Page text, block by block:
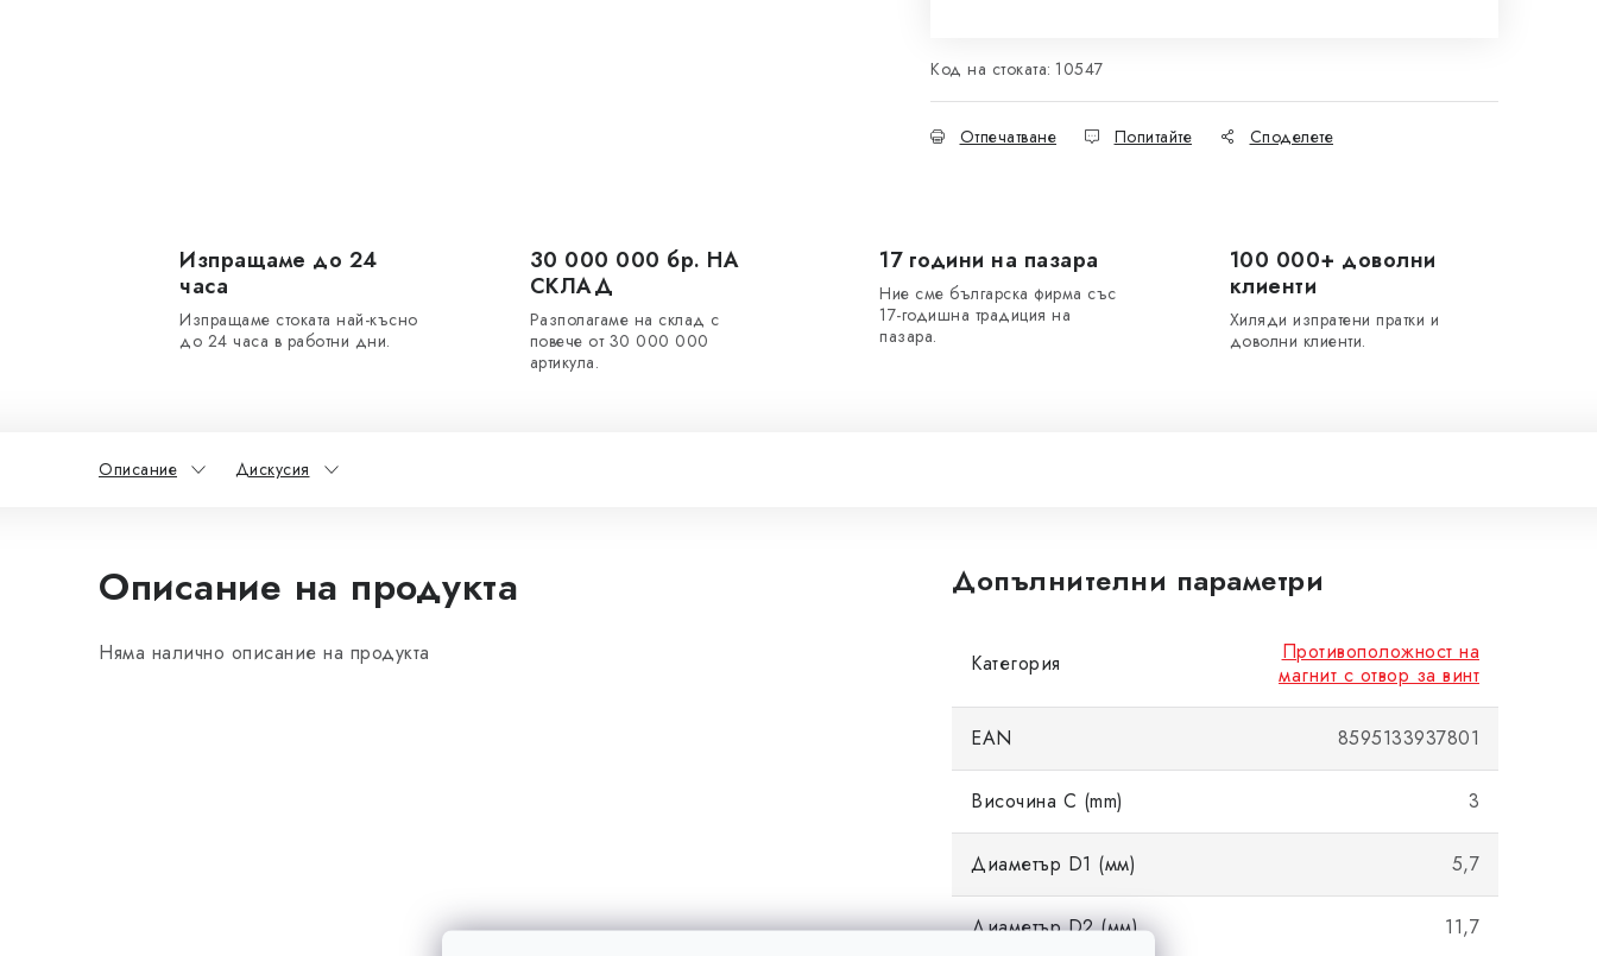
Код на стоката: 10547
Отпечатване Попитайте Споделете
Изпращаме до 24
часа
Изпращаме стоката най-късно
до 24 часа в работни дни.
30 000 000 бр. НА
СКЛАД
Разполагаме на склад с
повече от 30 000 000
артикула.
17 години на пазара
Ние сме българска фирма със
17-годишна традиция на
пазара.
100 000+ доволни
клиенти
Хиляди изпратени пратки и
доволни клиенти.
Описание Дискусия
Описание на продукта
Няма налично описание на продукта
Допълнителни параметри
Категория
Противоположност на
магнит с отвор за винт
EAN 8595133937801
Височина C (mm) 3
Диаметър D1 (мм) 5,7
Диаметър D2 (мм) 11,7